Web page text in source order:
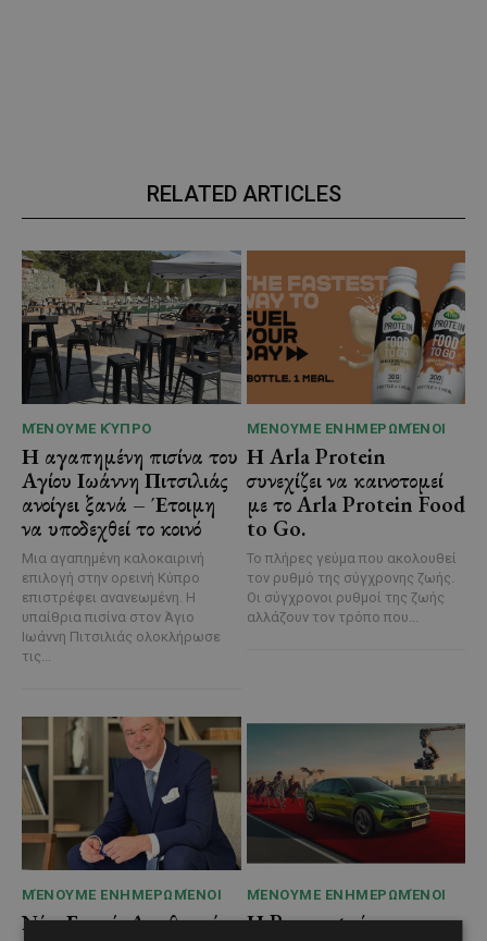
RELATED ARTICLES
ΜΈΝΟΥΜΕ ΚΎΠΡΟ
Η αγαπημένη πισίνα του
Αγίου Ιωάννη Πιτσιλιάς
ανοίγει ξανά – Έτοιμη
να υποδεχθεί το κοινό
Μια αγαπημένη καλοκαιρινή
επιλογή στην ορεινή Κύπρο
επιστρέφει ανανεωμένη. Η
υπαίθρια πισίνα στον Άγιο
Ιωάννη Πιτσιλιάς ολοκλήρωσε
τις...
ΜΈΝΟΥΜΕ ΕΝΗΜΕΡΩΜΈΝΟΙ
Η Arla Protein
συνεχίζει να καινοτομεί
με το Arla Protein Food
to Go.
Το πλήρες γεύμα που ακολουθεί
τον ρυθμό της σύγχρονης ζωής.
Οι σύγχρονοι ρυθμοί της ζωής
αλλάζουν τον τρόπο που...
ΜΈΝΟΥΜΕ ΕΝΗΜΕΡΩΜΈΝΟΙ
Νέος Γενικός Διευθυντής
ΜΈΝΟΥΜΕ ΕΝΗΜΕΡΩΜΈΝΟΙ
Η Peugeot είναι ο